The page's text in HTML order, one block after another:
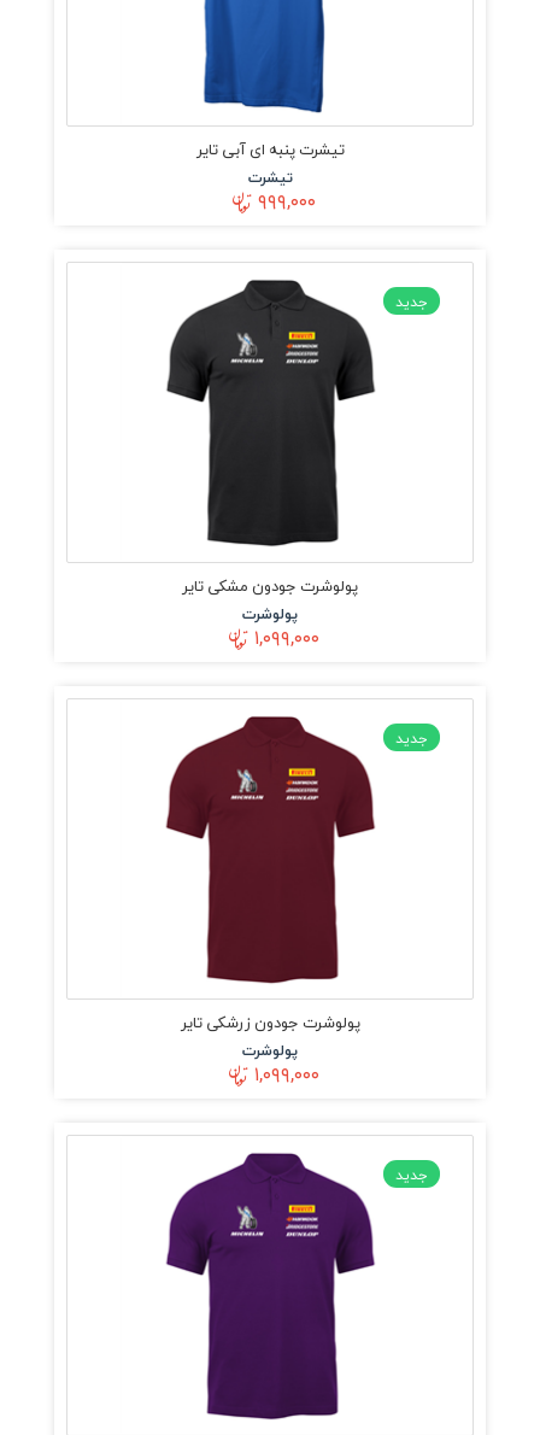
تیشرت پنبه ای آبی تایر
تیشرت
۹۹۹,۰۰۰
جدید
پولوشرت جودون مشکی تایر
پولوشرت
۱,۰۹۹,۰۰۰
جدید
پولوشرت جودون زرشکی تایر
پولوشرت
۱,۰۹۹,۰۰۰
جدید